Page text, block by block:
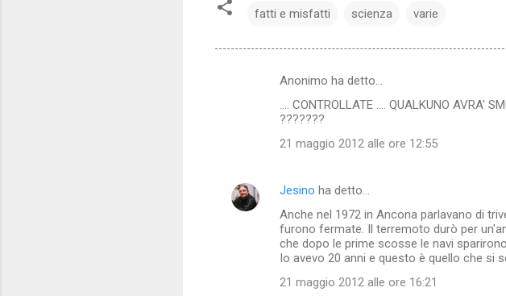
fatti e misfatti scienza varie
n
Anonimo ha detto…
.... CONTROLLATE .... QUALKUNO AVRA'
???????
21 maggio 2012 alle ore 12:55
Jesino ha detto…
Anche nel 1972 in Ancona parlavano di
furono fermate. Il terremoto durò per
che dopo le prime scosse le navi
Io avevo 20 anni e questo è quello che si
21 maggio 2012 alle ore 16:21